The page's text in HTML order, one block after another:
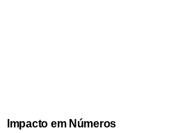
Impacto em Números